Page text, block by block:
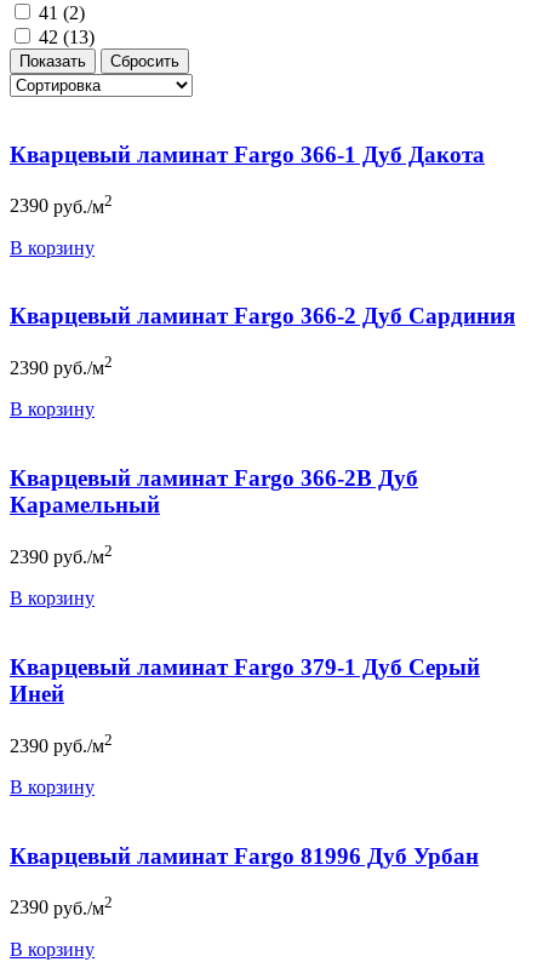
41 (2)
42 (13)
Кварцевый ламинат Fargo 366-1 Дуб Дакота
2390 руб./м2
В корзину
Кварцевый ламинат Fargo 366-2 Дуб Сардиния
2390 руб./м2
В корзину
Кварцевый ламинат Fargo 366-2B Дуб
Карамельный
2390 руб./м2
В корзину
Кварцевый ламинат Fargo 379-1 Дуб Серый
Иней
2390 руб./м2
В корзину
Кварцевый ламинат Fargo 81996 Дуб Урбан
2390 руб./м2
В корзину